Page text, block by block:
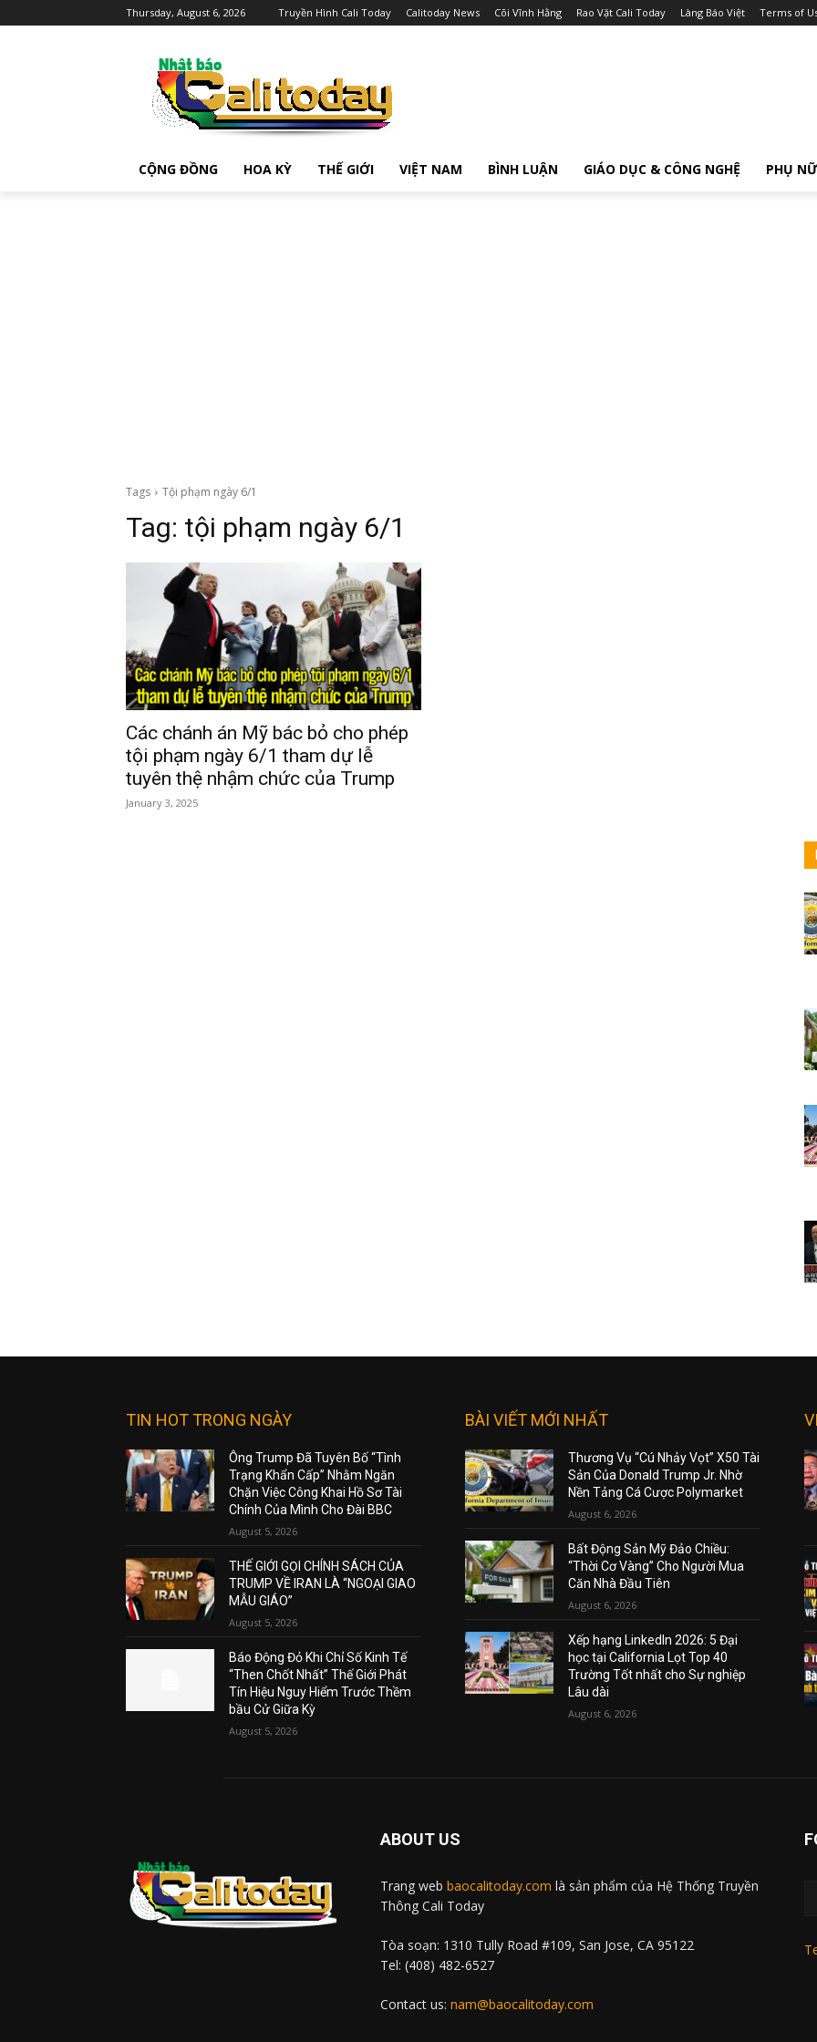
Thursday, August 6, 2026 Truyền Hình Cali Today Calitoday News Cõi Vĩnh Hằng Rao Vặt Cali Today Làng Báo Việt Terms of
CỘNG ĐỒNG HOA KỲ THẾ GIỚI VIỆT NAM BÌNH LUẬN GIÁO DỤC & CÔNG NGHỆ PHỤ NỮ
Tags Tội phạm ngày 6/1
Tag: tội phạm ngày 6/1
Các chánh án Mỹ bác bỏ cho phép
tội phạm ngày 6/1 tham dự lễ
tuyên thệ nhậm chức của Trump
January 3, 2025
TIN HOT TRONG NGÀY
Ông Trump Đã Tuyên Bố “Tình
Trạng Khẩn Cấp” Nhằm Ngăn
Chặn Việc Công Khai Hồ Sơ Tài
Chính Của Mình Cho Đài BBC
August 5, 2026
THẾ GIỚI GỌI CHÍNH SÁCH CỦA
TRUMP VỀ IRAN LÀ “NGOẠI GIAO
MẪU GIÁO”
August 5, 2026
Báo Động Đỏ Khi Chỉ Số Kinh Tế
“Then Chốt Nhất” Thế Giới Phát
Tín Hiệu Nguy Hiểm Trước Thềm
bầu Cử Giữa Kỳ
August 5, 2026
BÀI VIẾT MỚI NHẤT
Thương Vụ “Cú Nhảy Vọt” X50 Tài
Sản Của Donald Trump Jr. Nhờ
Nền Tảng Cá Cược Polymarket
August 6, 2026
Bất Động Sản Mỹ Đảo Chiều:
“Thời Cơ Vàng” Cho Người Mua
Căn Nhà Đầu Tiên
August 6, 2026
Xếp hạng LinkedIn 2026: 5 Đại
học tại California Lọt Top 40
Trường Tốt nhất cho Sự nghiệp
Lâu dài
August 6, 2026
ABOUT US
Trang web baocalitoday.com là sản phẩm của Hệ Thống Truyền
Thông Cali Today
Tòa soạn: 1310 Tully Road #109, San Jose, CA 95122
Tel: (408) 482-6527
Contact us: nam@baocalitoday.com